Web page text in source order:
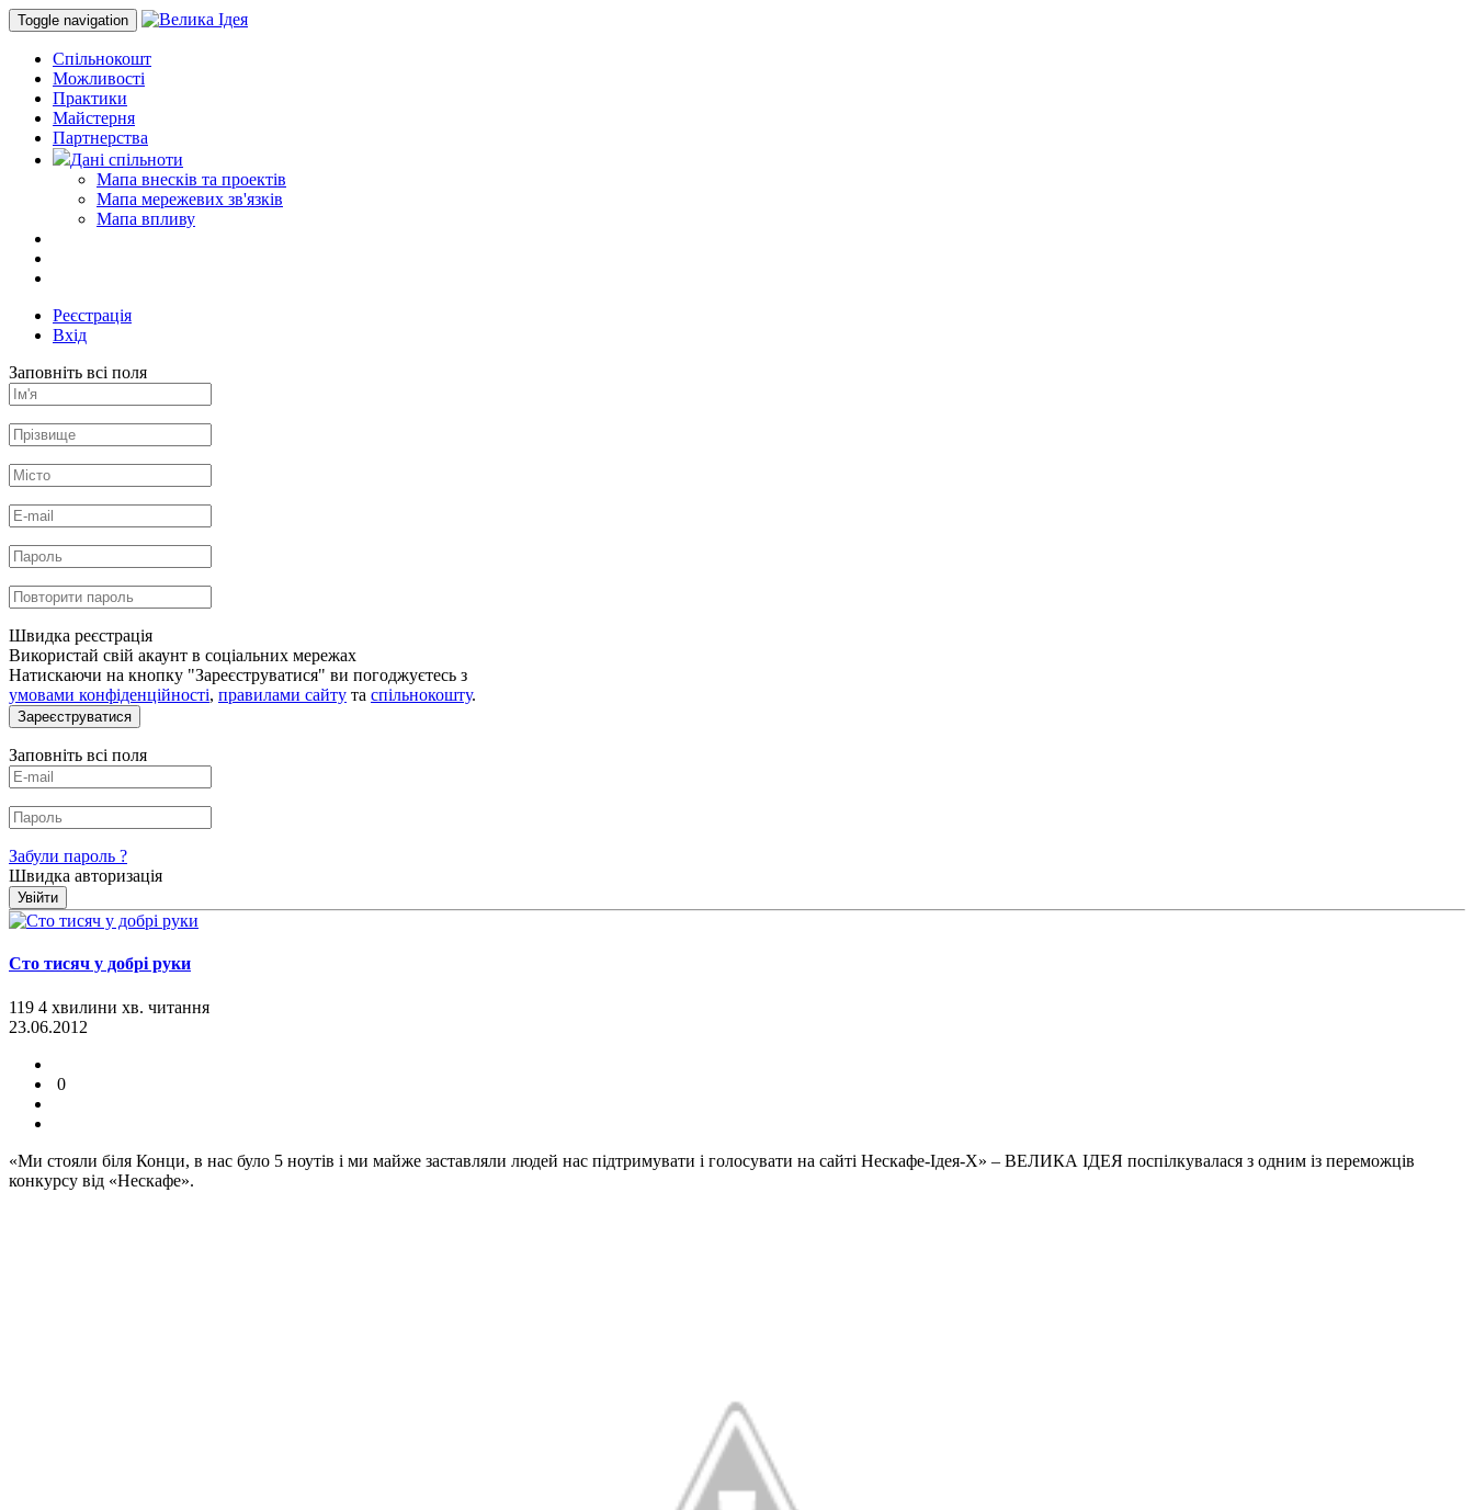
Toggle navigation
Спільнокошт
Можливості
Практики
Майстерня
Партнерства
Дані спільноти
Мапа внесків та проектів
Мапа мережевих зв'язків
Мапа впливу
Реєстрація
Вхід
Заповніть всі поля
Швидка реєстрація
Використай свій акаунт в соціальних мережах
Натискаючи на кнопку "Зареєструватися" ви погоджуєтесь з
умовами конфіденційності, правилами сайту та спільнокошту.
Зареєструватися
Заповніть всі поля
Забули пароль ?
Швидка авторизація
Увійти
Сто тисяч у добрі руки
119 4 хвилини хв. читання
23.06.2012
0
«Ми стояли біля Конци, в нас було 5 ноутів і ми майже заставляли людей нас підтримувати і голосувати на сайті Нескафе-Ідея-Х» – ВЕЛИКА ІДЕЯ поспілкувалася з одним із переможців
конкурсу від «Нескафе».